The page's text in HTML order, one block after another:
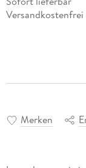
Versandkostenfrei
Merken